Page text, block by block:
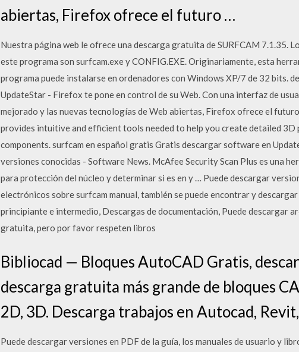
abiertas, Firefox ofrece el futuro …
Nuestra página web le ofrece una descarga gratuita de SURFCAM 7.1.35.
este programa son surfcam.exe y CONFIG.EXE. Originariamente, esta
programa puede instalarse en ordenadores con Windows XP/7 de 32 bits.
UpdateStar - Firefox te pone en control de su Web. Con una interfaz de
mejorado y las nuevas tecnologías de Web abiertas, Firefox ofrece el
provides intuitive and efficient tools needed to help you create detailed
components. surfcam en español gratis Gratis descargar software en
versiones conocidas - Software News. McAfee Security Scan Plus es una
para protección del núcleo y determinar si es en y … Puede descargar
electrónicos sobre surfcam manual, también se puede encontrar y
principiante e intermedio, Descargas de documentación, Puede descargar
gratuita, pero por favor respeten libros
Bibliocad — Bloques AutoCAD Gratis,
descarga gratuita más grande de bloques
2D, 3D. Descarga trabajos en Autocad,
Puede descargar versiones en PDF de la guía, los manuales de usuario y